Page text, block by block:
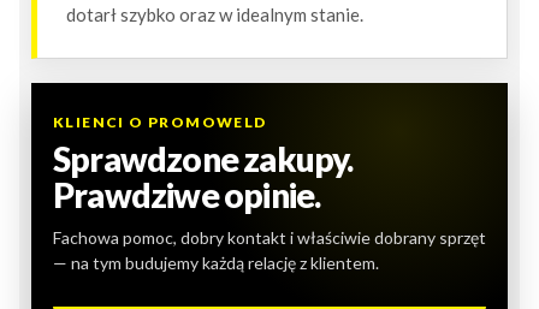
dotarł szybko oraz w idealnym stanie.
KLIENCI O PROMOWELD
Sprawdzone zakupy.
Prawdziwe opinie.
Fachowa pomoc, dobry kontakt i właściwie dobrany sprzęt
— na tym budujemy każdą relację z klientem.